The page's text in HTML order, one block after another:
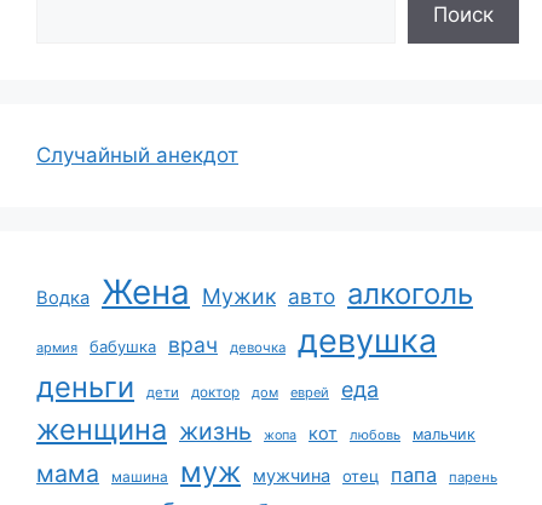
Поиск
Случайный анекдот
Водка Жена Мужик авто алкоголь
армия бабушка врач девочка девушка
деньги дети доктор дом еврей еда
женщина жизнь жопа кот любовь мальчик
мама машина муж мужчина отец папа парень